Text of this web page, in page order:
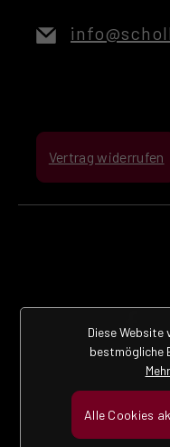
Vertrag widerrufen
Diese Website
bestmögliche
Alle Cookies